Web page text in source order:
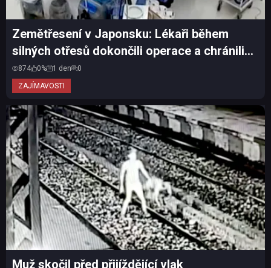
ZAJÍMAVOSTI
Zemětřesení v Japonsku: Lékaři během
silných otřesů dokončili operace a chránili
pacienty vlastní...
874 0% 1 den 0
Muž skočil před přijíždějící vlak